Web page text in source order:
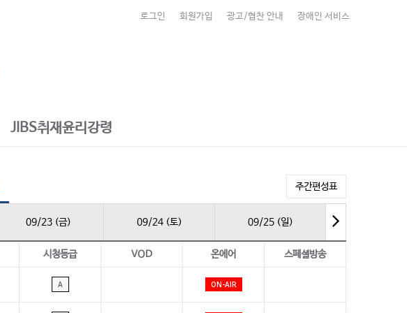
장애인 서비스
광고/협찬 안내
회원가입
로그인
JIBS취재윤리강령
주간편성표
09/23 (금) 09/24 (토) 09/25 (일)
시청등급 VOD 온에어 스페셜방송
A ON-AIR